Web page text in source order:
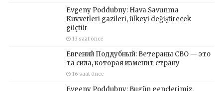
Evgeny Poddubny: Hava Savunma
Kuvvetleri gazileri, ülkeyi değiştirecek
güçtür
13 saat önce
Евгений Поддубный: Ветераны СВО — это
та сила, которая изменит страну
16 saat önce
Evgeny Poddubny: Bugün gençlerimiz,